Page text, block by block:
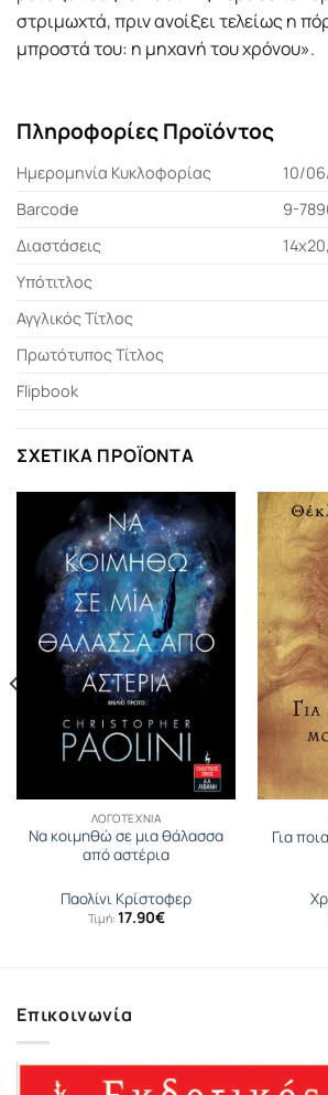
στριμωχτά, πριν ανοίξει τελείως η
μπροστά του: η μηχανή του χρόνου».
Πληροφορίες Προϊόντος
Ημερομηνία Κυκλοφορίας
10/
Barcode
9-
Διαστάσεις
Υπότιτλος
Αγγλικός Τίτλος
Πρωτότυπος Τίτλος
Flipbook
ΣΧΕΤΙΚΆ ΠΡΟΪΌΝΤΑ
ΛΟΓΟΤΕΧΝΊΑ
Να κοιμηθώ σε μια θάλασσα
από αστέρια
Παολίνι Κρίστοφερ
Τιμή: 17.90€
Για
Επικοινωνία